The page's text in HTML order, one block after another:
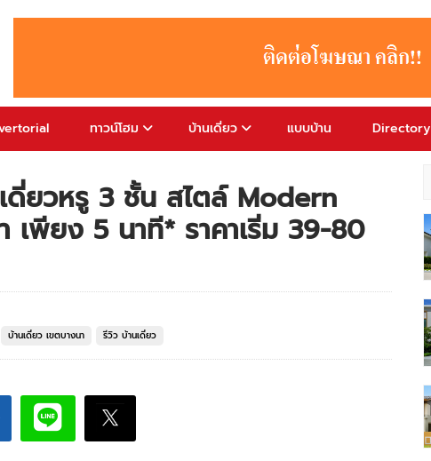
ทาวน์โฮม บ้านเดี่ยว แบบบ้าน Directory
ยวหรู 3 ชั้น สไตล์ Modern
เพียง 5 นาที* ราคาเริ่ม 39-80
บ้านเดี่ยว เขตบางนา รีวิว บ้านเดี่ยว